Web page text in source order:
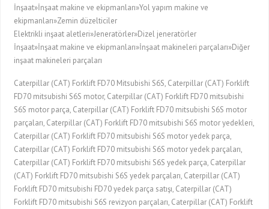
İnşaat»İnşaat makine ve ekipmanları»Yol yapım makine ve
ekipmanları»Zemin düzelticiler
Elektrikli inşaat aletleri»Jeneratörler»Dizel jeneratörler
İnşaat»İnşaat makine ve ekipmanları»İnşaat makineleri parçaları»Diğer
inşaat makineleri parçaları
Caterpillar (CAT) Forklift FD70 Mitsubishi S6S, Caterpillar (CAT) Forklift
FD70 mitsubishi S6S motor, Caterpillar (CAT) Forklift FD70 mitsubishi
S6S motor parça, Caterpillar (CAT) Forklift FD70 mitsubishi S6S motor
parçaları, Caterpillar (CAT) Forklift FD70 mitsubishi S6S motor yedekleri,
Caterpillar (CAT) Forklift FD70 mitsubishi S6S motor yedek parça,
Caterpillar (CAT) Forklift FD70 mitsubishi S6S motor yedek parçaları,
Caterpillar (CAT) Forklift FD70 mitsubishi S6S yedek parça, Caterpillar
(CAT) Forklift FD70 mitsubishi S6S yedek parçaları, Caterpillar (CAT)
Forklift FD70 mitsubishi FD70 yedek parça satışı, Caterpillar (CAT)
Forklift FD70 mitsubishi S6S revizyon parçaları, Caterpillar (CAT) Forklift